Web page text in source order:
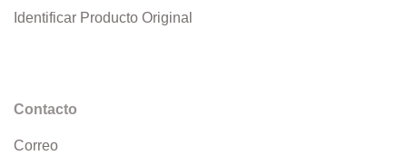
Identificar Producto Original
Contacto
Correo